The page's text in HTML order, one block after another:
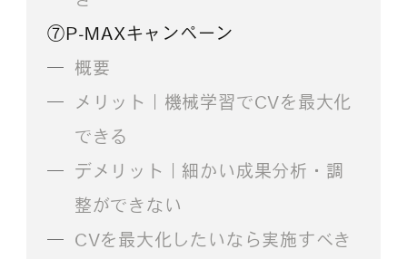
⑦P-MAXキャンペーン
概要
メリット｜機械学習でCVを最大化
できる
デメリット｜細かい成果分析・調
整ができない
CVを最大化したいなら実施すべき